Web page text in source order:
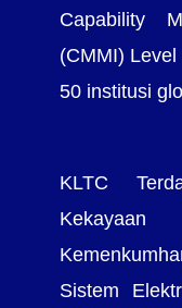
Capability
(CMMI)
50 institusi
KLTC
Sistem